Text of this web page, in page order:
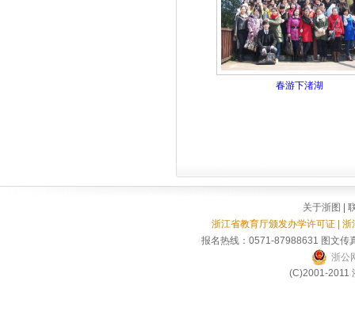
春游下渚湖
关于浙图 |
浙江省教育厅颁发办学许可证 |
报名热线：0571-87988631 图文传
浙公
(C)2001-2011